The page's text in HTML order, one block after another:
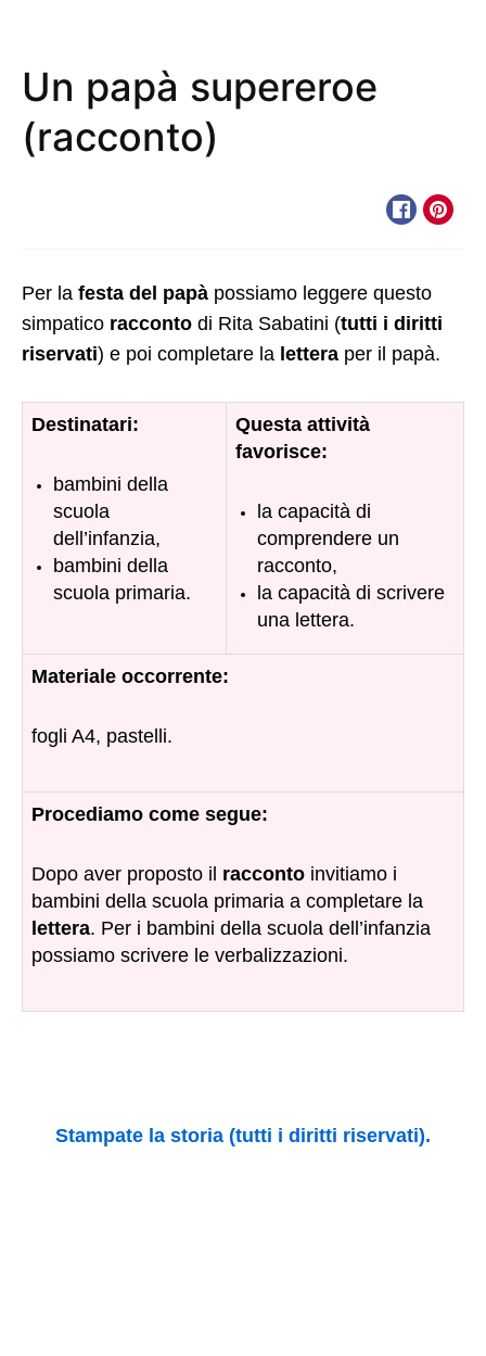
Un papà supereroe
(racconto)
Per la festa del papà possiamo leggere questo
simpatico racconto di Rita Sabatini (tutti i diritti
riservati) e poi completare la lettera per il papà.
Destinatari:
bambini della
scuola
dell’infanzia,
bambini della
scuola primaria.
Questa attività
favorisce:
la capacità di
comprendere un
racconto,
la capacità di scrivere
una lettera.
Materiale occorrente:
fogli A4, pastelli.
Procediamo come segue:
Dopo aver proposto il racconto invitiamo i
bambini della scuola primaria a completare la
lettera. Per i bambini della scuola dell’infanzia
possiamo scrivere le verbalizzazioni.
Stampate la storia (tutti i diritti riservati).